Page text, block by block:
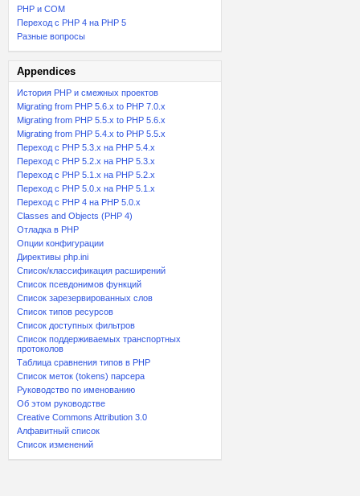
PHP и COM
Переход с PHP 4 на PHP 5
Разные вопросы
Appendices
История PHP и смежных проектов
Migrating from PHP 5.6.x to PHP 7.0.x
Migrating from PHP 5.5.x to PHP 5.6.x
Migrating from PHP 5.4.x to PHP 5.5.x
Переход с PHP 5.3.x на PHP 5.4.x
Переход c PHP 5.2.x на PHP 5.3.x
Переход с PHP 5.1.x на PHP 5.2.x
Переход с PHP 5.0.x на PHP 5.1.x
Переход с PHP 4 на PHP 5.0.x
Classes and Objects (PHP 4)
Отладка в PHP
Опции конфигурации
Директивы php.ini
Список/классификация расширений
Список псевдонимов функций
Список зарезервированных слов
Список типов ресурсов
Список доступных фильтров
Список поддерживаемых транспортных
протоколов
Таблица сравнения типов в PHP
Список меток (tokens) парсера
Руководство по именованию
Об этом руководстве
Creative Commons Attribution 3.0
Алфавитный список
Список изменений